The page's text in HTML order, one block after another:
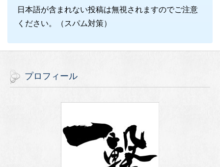
日本語が含まれない投稿は無視されますのでご注意
ください。（スパム対策）
プロフィール